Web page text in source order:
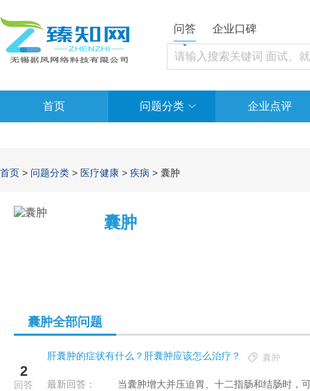
问答 企业口碑
首页 问题分类 企业点评
首页 > 问题分类 > 医疗健康 > 疾病 > 囊肿
囊肿
囊肿全部问题
2
回答
肝囊肿的症状有什么？肝囊肿应该怎么治疗？ 囊肿
最新回答：